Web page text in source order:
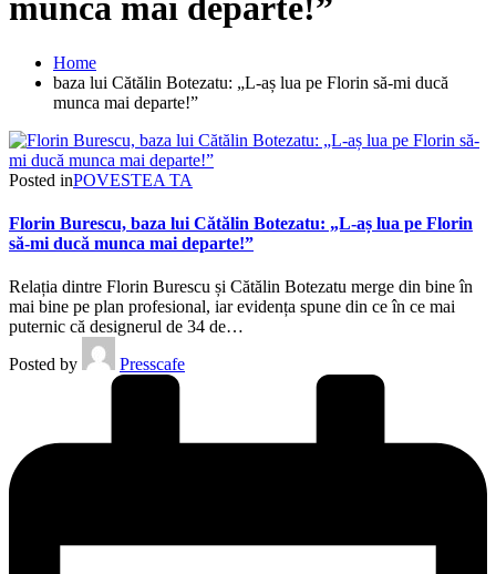
munca mai departe!”
Home
baza lui Cătălin Botezatu: „L-aș lua pe Florin să-mi ducă
munca mai departe!”
Posted inPOVESTEA TA
Florin Burescu, baza lui Cătălin Botezatu: „L-aș lua pe Florin
să-mi ducă munca mai departe!”
Relația dintre Florin Burescu și Cătălin Botezatu merge din bine în
mai bine pe plan profesional, iar evidența spune din ce în ce mai
puternic că designerul de 34 de…
Posted by
Presscafe